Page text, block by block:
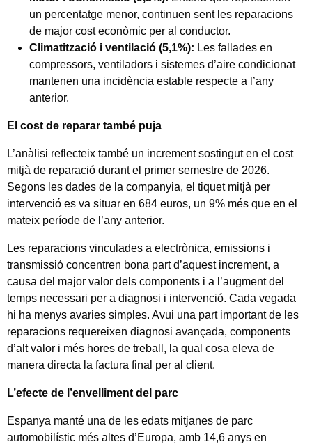
un percentatge menor, continuen sent les reparacions
de major cost econòmic per al conductor.
Climatització i ventilació (5,1%): Les fallades en
compressors, ventiladors i sistemes d’aire condicionat
mantenen una incidència estable respecte a l’any
anterior.
El cost de reparar també puja
L’anàlisi reflecteix també un increment sostingut en el cost
mitjà de reparació durant el primer semestre de 2026.
Segons les dades de la companyia, el tiquet mitjà per
intervenció es va situar en 684 euros, un 9% més que en el
mateix període de l’any anterior.
Les reparacions vinculades a electrònica, emissions i
transmissió concentren bona part d’aquest increment, a
causa del major valor dels components i a l’augment del
temps necessari per a diagnosi i intervenció. Cada vegada
hi ha menys avaries simples. Avui una part important de les
reparacions requereixen diagnosi avançada, components
d’alt valor i més hores de treball, la qual cosa eleva de
manera directa la factura final per al client.
L’efecte de l’envelliment del parc
Espanya manté una de les edats mitjanes de parc
automobilístic més altes d’Europa, amb 14,6 anys en